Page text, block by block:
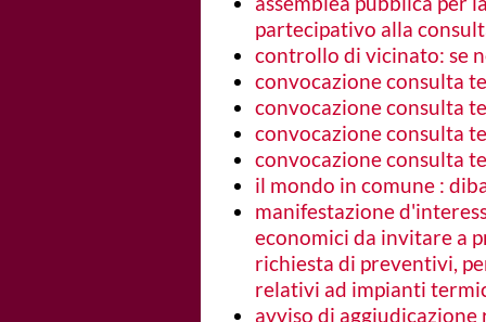
partecipativo alla
controllo di vicinato: se
convocazione consulta
convocazione consulta
convocazione consulta
convocazione consulta
il mondo in comune :
manifestazione
economici da invitare a
richiesta di preventivi,
relativi ad impianti
avviso di